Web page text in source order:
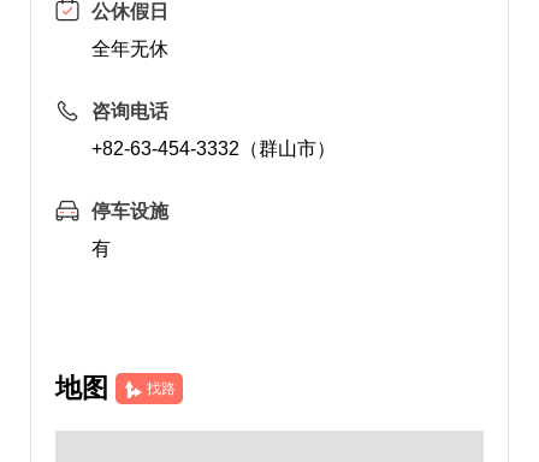
公休假日
全年无休
咨询电话
+82-63-454-3332（群山市）
停车设施
有
地图 找路